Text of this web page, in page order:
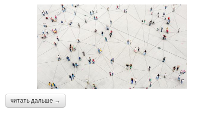
читать дальше →